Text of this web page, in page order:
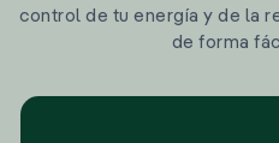
control de tu energía y de la
de forma